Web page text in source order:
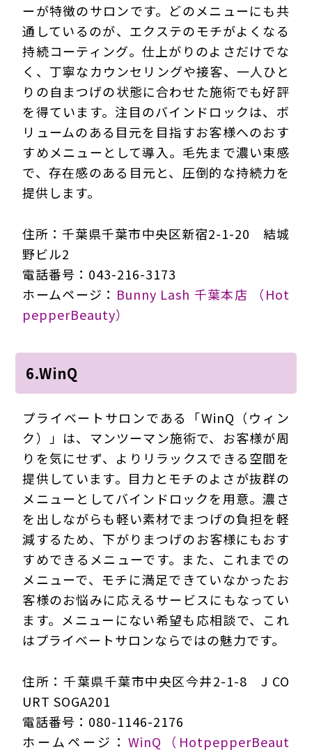
ーが特徴のサロンです。どのメニューにも共
通しているのが、エクステのモチがよくなる
持続コーティング。仕上がりのよさだけでな
く、丁寧なカウンセリングや接客、一人ひと
りの自まつげの状態に合わせた施術でも好評
を得ています。注目のバインドロックは、ボ
リュームのある目元を目指すお客様へのおす
すめメニューとして導入。毛先まで濃い束感
で、存在感のある目元と、圧倒的な持続力を
提供します。
住所：千葉県千葉市中央区新宿2-1-20 結城
野ビル2
電話番号：043-216-3173
ホームページ： Bunny Lash 千葉本店 （Hot
pepperBeauty）
6.WinQ
プライベートサロンである「WinQ（ウィン
ク）」は、マンツーマン施術で、お客様が周
りを気にせず、よりリラックスできる空間を
提供しています。目力とモチのよさが抜群の
メニューとしてバインドロックを用意。濃さ
を出しながらも軽い素材でまつげの負担を軽
減するため、下がりまつげのお客様にもおす
すめできるメニューです。また、これまでの
メニューで、モチに満足できていなかったお
客様のお悩みに応えるサービスにもなってい
ます。メニューにない希望も応相談で、これ
はプライベートサロンならではの魅力です。
住所：千葉県千葉市中央区今井2-1-8 J CO
URT SOGA201
電話番号：080-1146-2176
ホームページ： WinQ（HotpepperBeaut